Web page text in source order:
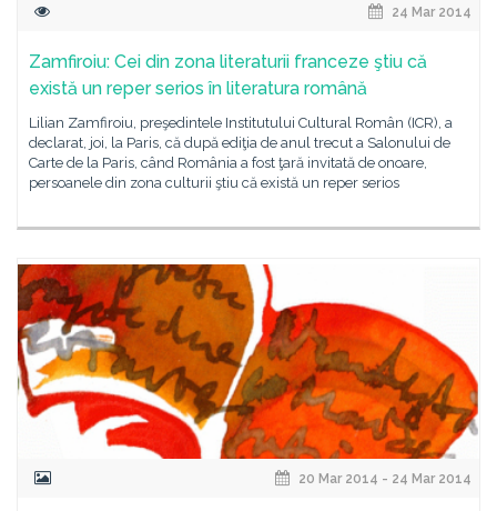
24 Mar 2014
Zamfiroiu: Cei din zona literaturii franceze ştiu că
există un reper serios în literatura română
Lilian Zamfiroiu, preşedintele Institutului Cultural Român (ICR), a
declarat, joi, la Paris, că după ediţia de anul trecut a Salonului de
Carte de la Paris, când România a fost ţară invitată de onoare,
persoanele din zona culturii ştiu că există un reper serios
20 Mar 2014 - 24 Mar 2014